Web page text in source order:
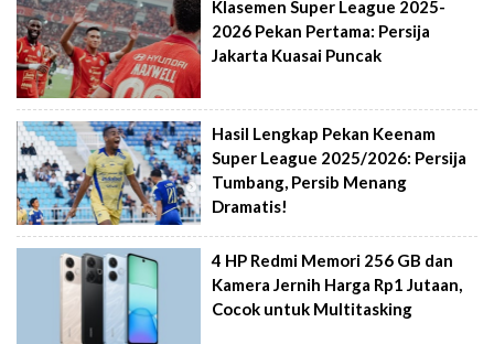
Klasemen Super League 2025-
2026 Pekan Pertama: Persija
Jakarta Kuasai Puncak
Hasil Lengkap Pekan Keenam
Super League 2025/2026: Persija
Tumbang, Persib Menang
Dramatis!
4 HP Redmi Memori 256 GB dan
Kamera Jernih Harga Rp1 Jutaan,
Cocok untuk Multitasking